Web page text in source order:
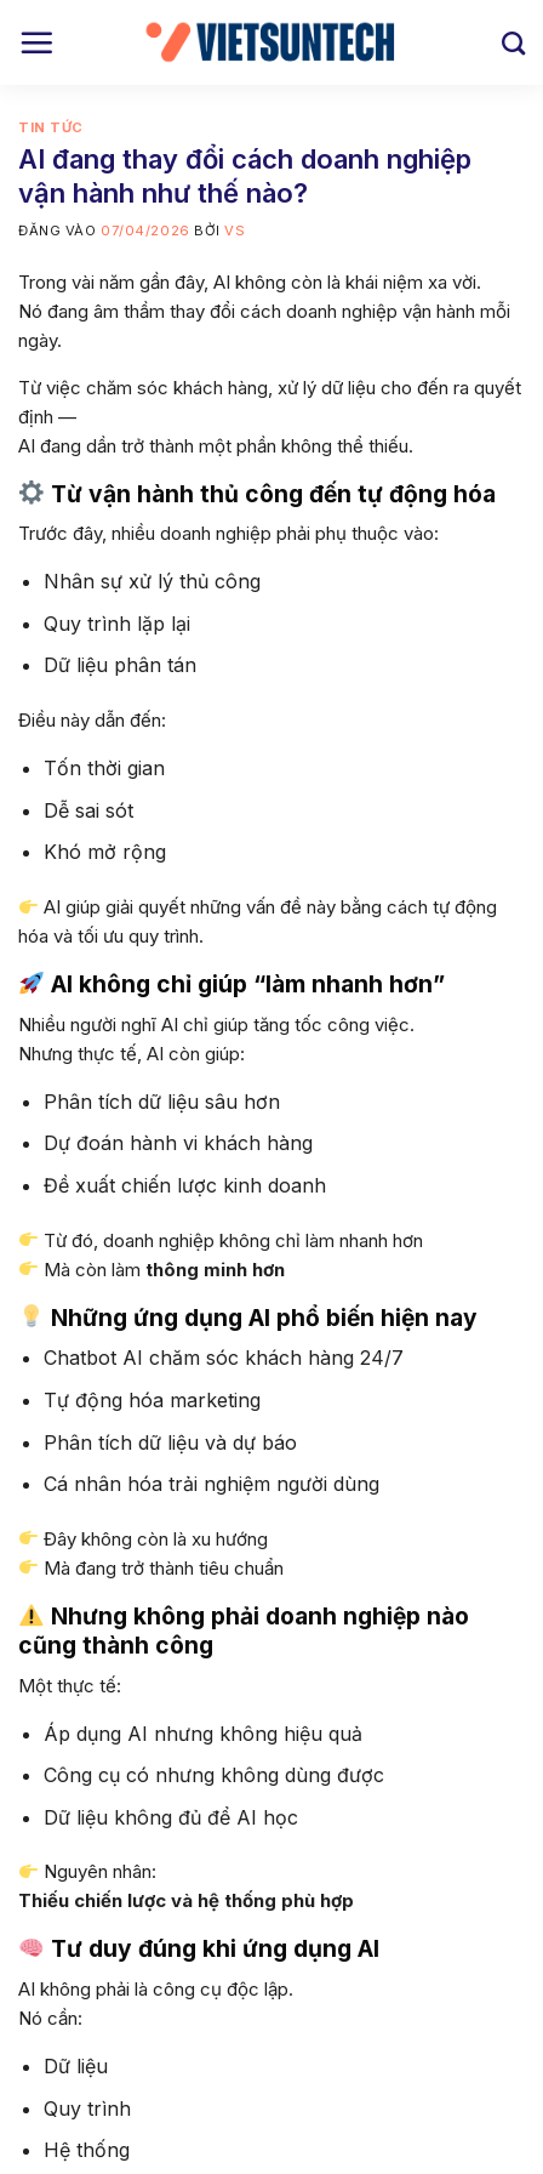
qua
TIN TỨC
AI đang thay đổi cách doanh nghiệp
vận hành như thế nào?
ĐĂNG VÀO 07/04/2026 BỞIVS
Trong vài năm gần đây, AI không còn là khái niệm xa vời.
Nó đang âm thầm thay đổi cách doanh nghiệp vận hành mỗi
ngày.
Từ việc chăm sóc khách hàng, xử lý dữ liệu cho đến ra quyết
định —
AI đang dần trở thành một phần không thể thiếu.
Từ vận hành thủ công đến tự động hóa
Trước đây, nhiều doanh nghiệp phải phụ thuộc vào:
Nhân sự xử lý thủ công
Quy trình lặp lại
Dữ liệu phân tán
Điều này dẫn đến:
Tốn thời gian
Dễ sai sót
Khó mở rộng
AI giúp giải quyết những vấn đề này bằng cách tự động
hóa và tối ưu quy trình.
AI không chỉ giúp “làm nhanh hơn”
Nhiều người nghĩ AI chỉ giúp tăng tốc công việc.
Nhưng thực tế, AI còn giúp:
Phân tích dữ liệu sâu hơn
Dự đoán hành vi khách hàng
Đề xuất chiến lược kinh doanh
Từ đó, doanh nghiệp không chỉ làm nhanh hơn
Mà còn làmthông minh hơn
Những ứng dụng AI phổ biến hiện nay
Chatbot AI chăm sóc khách hàng 24/7
Tự động hóa marketing
Phân tích dữ liệu và dự báo
Cá nhân hóa trải nghiệm người dùng
Đây không còn là xu hướng
Mà đang trở thành tiêu chuẩn
Nhưng không phải doanh nghiệp nào
cũng thành công
Một thực tế:
Áp dụng AI nhưng không hiệu quả
Công cụ có nhưng không dùng được
Dữ liệu không đủ để AI học
Nguyên nhân:
Thiếu chiến lược và hệ thống phù hợp
Tư duy đúng khi ứng dụng AI
AI không phải là công cụ độc lập.
Nó cần:
Dữ liệu
Quy trình
Hệ thống